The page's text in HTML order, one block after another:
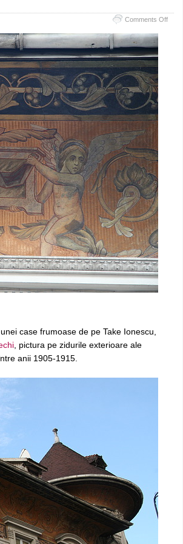
Comments Offon
case frumoase de pe Take Ionescu,
, pictura pe zidurile exterioare ale
anii 1905-1915.